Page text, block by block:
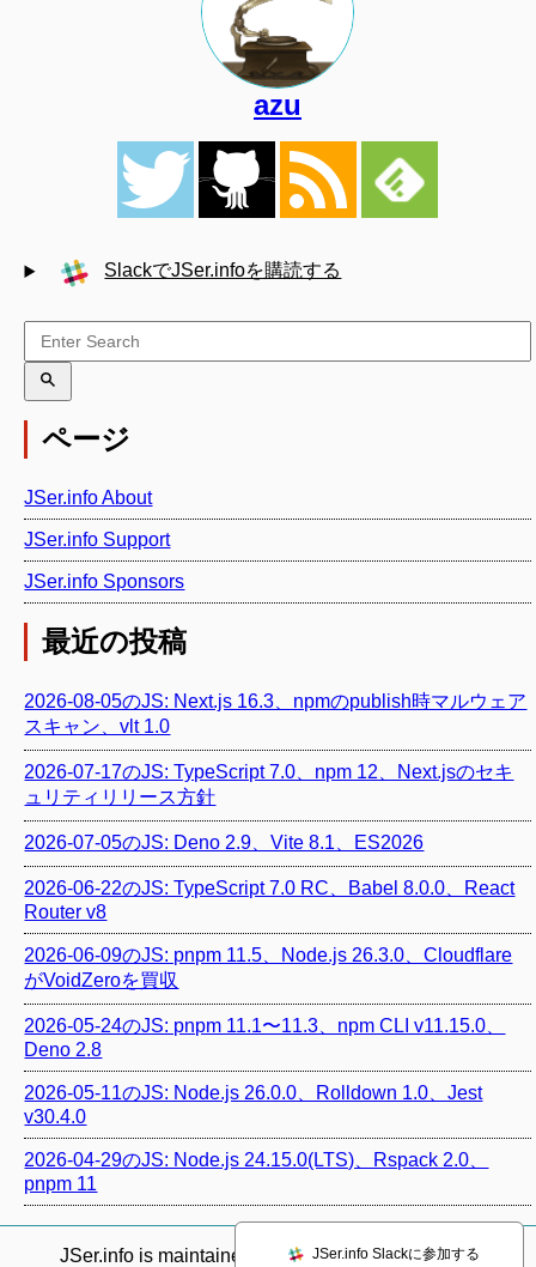
azu
SlackでJSer.infoを購読する
ページ
JSer.info About
JSer.info Support
JSer.info Sponsors
最近の投稿
2026-08-05のJS: Next.js 16.3、npmのpublish時マルウェア
スキャン、vlt 1.0
2026-07-17のJS: TypeScript 7.0、npm 12、Next.jsのセキ
ュリティリリース方針
2026-07-05のJS: Deno 2.9、Vite 8.1、ES2026
2026-06-22のJS: TypeScript 7.0 RC、Babel 8.0.0、React
Router v8
2026-06-09のJS: pnpm 11.5、Node.js 26.3.0、Cloudflare
がVoidZeroを買収
2026-05-24のJS: pnpm 11.1〜11.3、npm CLI v11.15.0、
Deno 2.8
2026-05-11のJS: Node.js 26.0.0、Rolldown 1.0、Jest
v30.4.0
2026-04-29のJS: Node.js 24.15.0(LTS)、Rspack 2.0、
pnpm 11
JSer.info is maintained by @azu_re.
JSer.info Slackに参加する